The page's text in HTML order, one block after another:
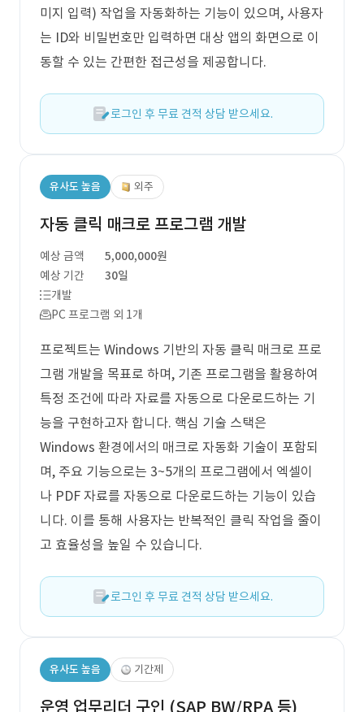
미지 입력) 작업을 자동화하는 기능이 있으며, 사용자
는 ID와 비밀번호만 입력하면 대상 앱의 화면으로 이
동할 수 있는 간편한 접근성을 제공합니다.
로그인 후 무료 견적 상담 받으세요.
유사도 높음 외주
자동 클릭 매크로 프로그램 개발
예상 금액
5,000,000원
예상 기간
30일
개발
PC 프로그램 외 1개
프로젝트는 Windows 기반의 자동 클릭 매크로 프로
그램 개발을 목표로 하며, 기존 프로그램을 활용하여
특정 조건에 따라 자료를 자동으로 다운로드하는 기
능을 구현하고자 합니다. 핵심 기술 스택은
Windows 환경에서의 매크로 자동화 기술이 포함되
며, 주요 기능으로는 3~5개의 프로그램에서 엑셀이
나 PDF 자료를 자동으로 다운로드하는 기능이 있습
니다. 이를 통해 사용자는 반복적인 클릭 작업을 줄이
고 효율성을 높일 수 있습니다.
로그인 후 무료 견적 상담 받으세요.
유사도 높음 기간제
운영 업무리더 구인 (SAP BW/RPA 등)